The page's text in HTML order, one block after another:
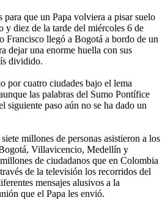
para que un Papa volviera a pisar suelo
y diez de la tarde del miércoles 6 de
Francisco llegó a Bogotá a bordo de un
dejar una enorme huella con sus
dividido.
por cuatro ciudades bajo el lema
las palabras del Sumo Pontífice
siguiente paso aún no se ha dado un
millones de personas asistieron a los
Villavicencio, Medellín y
de ciudadanos que en Colombia
de la televisión los recorridos del
mensajes alusivos a la
que el Papa les envió.